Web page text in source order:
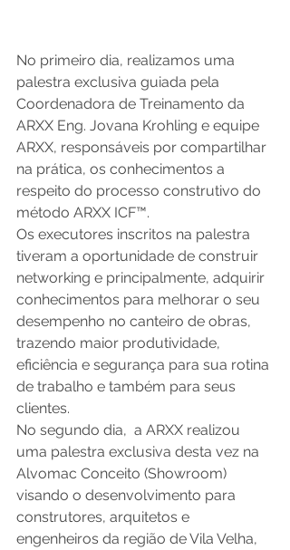
No primeiro dia, realizamos uma
palestra exclusiva guiada pela
Coordenadora de Treinamento da
ARXX Eng. Jovana Krohling e equipe
ARXX, responsáveis por compartilhar
na prática, os conhecimentos a
respeito do processo construtivo do
método ARXX ICF™.
Os executores inscritos na palestra
tiveram a oportunidade de construir
networking e principalmente, adquirir
conhecimentos para melhorar o seu
desempenho no canteiro de obras,
trazendo maior produtividade,
eficiência e segurança para sua rotina
de trabalho e também para seus
clientes.
No segundo dia,  a ARXX realizou
uma palestra exclusiva desta vez na
Alvomac Conceito (Showroom)
visando o desenvolvimento para
construtores, arquitetos e
engenheiros da região de Vila Velha,